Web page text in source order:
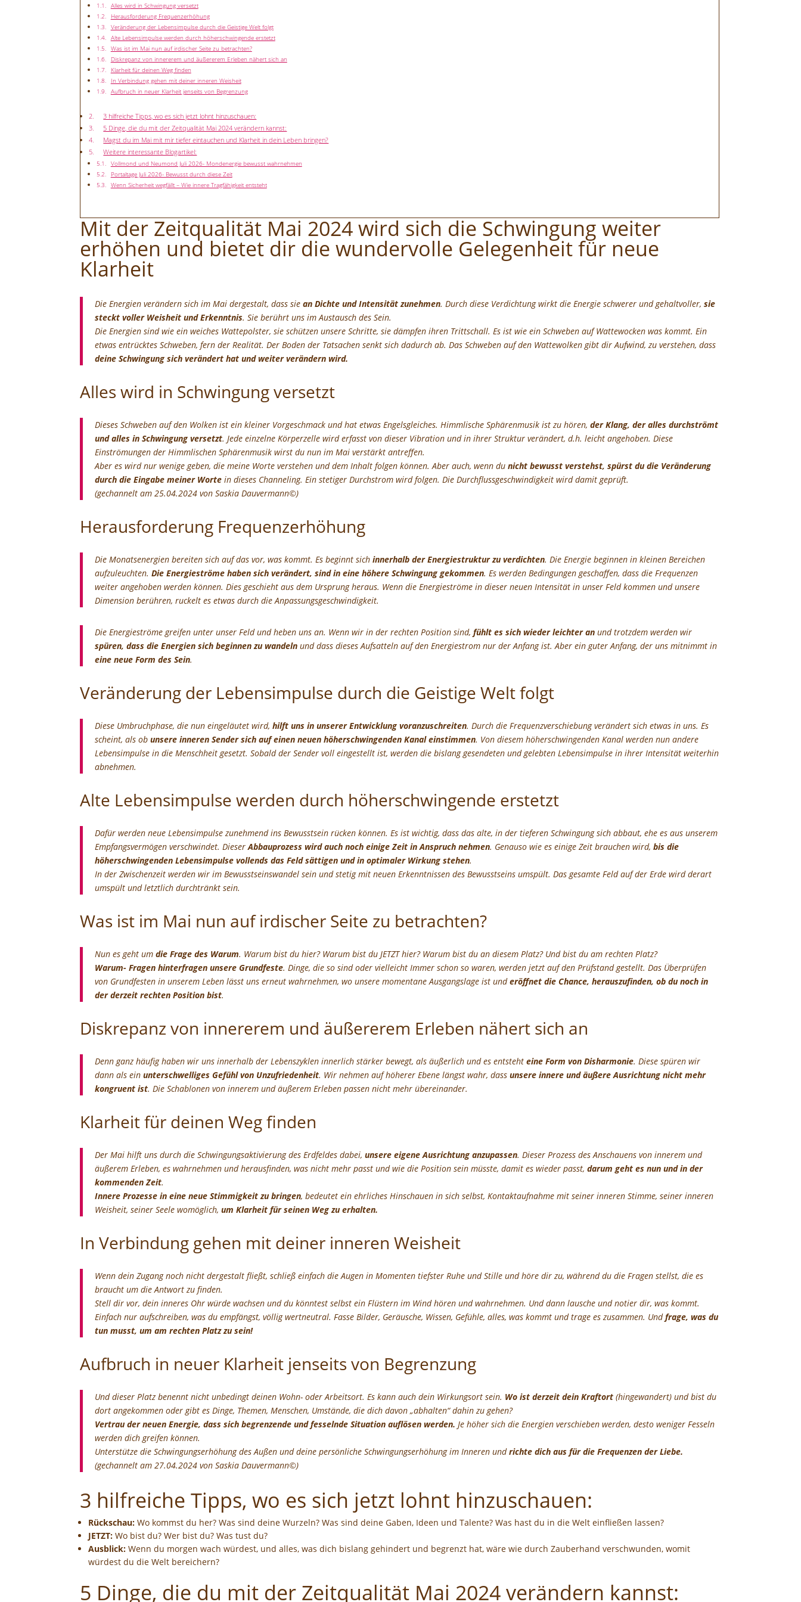
Alles wird in Schwingung versetzt
Herausforderung Frequenzerhöhung
Veränderung der Lebensimpulse durch die Geistige Welt folgt
Alte Lebensimpulse werden durch höherschwingende erstetzt
Was ist im Mai nun auf irdischer Seite zu betrachten?
Diskrepanz von innererem und äußererem Erleben nähert sich an
Klarheit für deinen Weg finden
In Verbindung gehen mit deiner inneren Weisheit
Aufbruch in neuer Klarheit jenseits von Begrenzung
3 hilfreiche Tipps, wo es sich jetzt lohnt hinzuschauen:
5 Dinge, die du mit der Zeitqualität Mai 2024 verändern kannst:
Magst du im Mai mit mir tiefer eintauchen und Klarheit in dein Leben bringen?
Weitere interessante Blogartikel:
Vollmond und Neumond Juli 2026- Mondenergie bewusst wahrnehmen
Portaltage Juli 2026- Bewusst durch diese Zeit
Wenn Sicherheit wegfällt – Wie innere Tragfähigkeit entsteht
Mit der Zeitqualität Mai 2024 wird sich die Schwingung weiter
erhöhen und bietet dir die wundervolle Gelegenheit für neue
Klarheit
Die Energien verändern sich im Mai dergestalt, dass siean Dichte und Intensität zunehmen. Durch diese Verdichtung wirkt die Energie schwerer und gehaltvoller,sie
steckt voller Weisheit und Erkenntnis. Sie berührt uns im Austausch des Sein.
Die Energien sind wie ein weiches Wattepolster, sie schützen unsere Schritte, sie dämpfen ihren Trittschall. Es ist wie ein Schweben auf Wattewocken was kommt. Ein
etwas entrücktes Schweben, fern der Realität. Der Boden der Tatsachen senkt sich dadurch ab. Das Schweben auf den Wattewolken gibt dir Aufwind, zu verstehen, dass
deine Schwingung sich verändert hat und weiter verändern wird.
Alles wird in Schwingung versetzt
Dieses Schweben auf den Wolken ist ein kleiner Vorgeschmack und hat etwas Engelsgleiches. Himmlische Sphärenmusik ist zu hören,der Klang, der alles durchströmt
und alles in Schwingung versetzt. Jede einzelne Körperzelle wird erfasst von dieser Vibration und in ihrer Struktur verändert, d.h. leicht angehoben. Diese
Einströmungen der Himmlischen Sphärenmusik wirst du nun im Mai verstärkt antreffen.
Aber es wird nur wenige geben, die meine Worte verstehen und dem Inhalt folgen können. Aber auch, wenn dunicht bewusst verstehst, spürst du die Veränderung
durch die Eingabe meiner Worte in dieses Channeling. Ein stetiger Durchstrom wird folgen. Die Durchflussgeschwindigkeit wird damit geprüft.
(gechannelt am 25.04.2024 von Saskia Dauvermann©)
Herausforderung Frequenzerhöhung
Die Monatsenergien bereiten sich auf das vor, was kommt. Es beginnt sichinnerhalb der Energiestruktur zu verdichten. Die Energie beginnen in kleinen Bereichen
aufzuleuchten.Die Energieströme haben sich verändert, sind in eine höhere Schwingung gekommen. Es werden Bedingungen geschaffen, dass die Frequenzen
weiter angehoben werden können. Dies geschieht aus dem Ursprung heraus. Wenn die Energieströme in dieser neuen Intensität in unser Feld kommen und unsere
Dimension berühren, ruckelt es etwas durch die Anpassungsgeschwindigkeit.
Die Energieströme greifen unter unser Feld und heben uns an. Wenn wir in der rechten Position sind,fühlt es sich wieder leichter an und trotzdem werden wir
spüren, dass die Energien sich beginnen zu wandelnund dass dieses Aufsatteln auf den Energiestrom nur der Anfang ist. Aber ein guter Anfang, der uns mitnimmt in
eine neue Form des Sein.
Veränderung der Lebensimpulse durch die Geistige Welt folgt
Diese Umbruchphase, die nun eingeläutet wird,hilft uns in unserer Entwicklung voranzuschreiten. Durch die Frequenzverschiebung verändert sich etwas in uns. Es
scheint, als obunsere inneren Sender sich auf einen neuen höherschwingenden Kanal einstimmen. Von diesem höherschwingenden Kanal werden nun andere
Lebensimpulse in die Menschheit gesetzt. Sobald der Sender voll eingestellt ist, werden die bislang gesendeten und gelebten Lebensimpulse in ihrer Intensität weiterhin
abnehmen.
Alte Lebensimpulse werden durch höherschwingende erstetzt
Dafür werden neue Lebensimpulse zunehmend ins Bewusstsein rücken können. Es ist wichtig, dass das alte, in der tieferen Schwingung sich abbaut, ehe es aus unserem
Empfangsvermögen verschwindet. DieserAbbauprozess wird auch noch einige Zeit in Anspruch nehmen. Genauso wie es einige Zeit brauchen wird,bis die
höherschwingenden Lebensimpulse vollends das Feld sättigen und in optimaler Wirkung stehen.
In der Zwischenzeit werden wir im Bewusstseinswandel sein und stetig mit neuen Erkenntnissen des Bewusstseins umspült. Das gesamte Feld auf der Erde wird derart
umspült und letztlich durchtränkt sein.
Was ist im Mai nun auf irdischer Seite zu betrachten?
Nun es geht umdie Frage des Warum. Warum bist du hier? Warum bist du JETZT hier? Warum bist du an diesem Platz? Und bist du am rechten Platz?
Warum- Fragen hinterfragen unsere Grundfeste. Dinge, die so sind oder vielleicht Immer schon so waren, werden jetzt auf den Prüfstand gestellt. Das Überprüfen
von Grundfesten in unserem Leben lässt uns erneut wahrnehmen, wo unsere momentane Ausgangslage ist underöffnet die Chance, herauszufinden, ob du noch in
der derzeit rechten Position bist.
Diskrepanz von innererem und äußererem Erleben nähert sich an
Denn ganz häufig haben wir uns innerhalb der Lebenszyklen innerlich stärker bewegt, als äußerlich und es entstehteine Form von Disharmonie. Diese spüren wir
dann als einunterschwelliges Gefühl von Unzufriedenheit. Wir nehmen auf höherer Ebene längst wahr, dassunsere innere und äußere Ausrichtung nicht mehr
kongruent ist. Die Schablonen von innerem und äußerem Erleben passen nicht mehr übereinander.
Klarheit für deinen Weg finden
Der Mai hilft uns durch die Schwingungsaktivierung des Erdfeldes dabei,unsere eigene Ausrichtung anzupassen. Dieser Prozess des Anschauens von innerem und
äußerem Erleben, es wahrnehmen und herausfinden, was nicht mehr passt und wie die Position sein müsste, damit es wieder passt,darum geht es nun und in der
kommenden Zeit.
Innere Prozesse in eine neue Stimmigkeit zu bringen, bedeutet ein ehrliches Hinschauen in sich selbst, Kontaktaufnahme mit seiner inneren Stimme, seiner inneren
Weisheit, seiner Seele womöglich,um Klarheit für seinen Weg zu erhalten.
In Verbindung gehen mit deiner inneren Weisheit
Wenn dein Zugang noch nicht dergestalt fließt, schließ einfach die Augen in Momenten tiefster Ruhe und Stille und höre dir zu, während du die Fragen stellst, die es
braucht um die Antwort zu finden.
Stell dir vor, dein inneres Ohr würde wachsen und du könntest selbst ein Flüstern im Wind hören und wahrnehmen. Und dann lausche und notier dir, was kommt.
Einfach nur aufschreiben, was du empfängst, völlig wertneutral. Fasse Bilder, Geräusche, Wissen, Gefühle, alles, was kommt und trage es zusammen. Undfrage, was du
tun musst, um am rechten Platz zu sein!
Aufbruch in neuer Klarheit jenseits von Begrenzung
Und dieser Platz benennt nicht unbedingt deinen Wohn- oder Arbeitsort. Es kann auch dein Wirkungsort sein. Wo ist derzeit dein Kraftort(hingewandert) und bist du
dort angekommen oder gibt es Dinge, Themen, Menschen, Umstände, die dich davon „abhalten“ dahin zu gehen?
Vertrau der neuen Energie, dass sich begrenzende und fesselnde Situation auflösen werden. Je höher sich die Energien verschieben werden, desto weniger Fesseln
werden dich greifen können.
Unterstütze die Schwingungserhöhung des Außen und deine persönliche Schwingungserhöhung im Inneren undrichte dich aus für die Frequenzen der Liebe.
(gechannelt am 27.04.2024 von Saskia Dauvermann©)
3 hilfreiche Tipps, wo es sich jetzt lohnt hinzuschauen:
Rückschau: Wo kommst du her? Was sind deine Wurzeln? Was sind deine Gaben, Ideen und Talente? Was hast du in die Welt einfließen lassen?
JETZT: Wo bist du? Wer bist du? Was tust du?
Ausblick:Wenn du morgen wach würdest, und alles, was dich bislang gehindert und begrenzt hat, wäre wie durch Zauberhand verschwunden, womit
würdest du die Welt bereichern?
5 Dinge, die du mit der Zeitqualität Mai 2024 verändern kannst: